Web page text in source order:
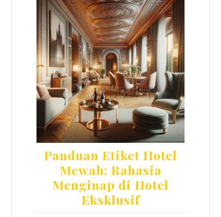
Panduan Etiket Hotel
Mewah: Rahasia
Menginap di Hotel
Eksklusif